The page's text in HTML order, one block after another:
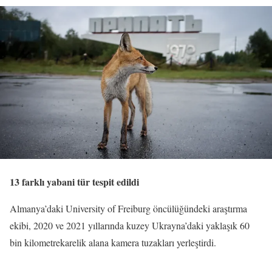
13 farklı yabani tür tespit edildi
Almanya’daki University of Freiburg öncülüğündeki araştırma
ekibi, 2020 ve 2021 yıllarında kuzey Ukrayna’daki yaklaşık 60
bin kilometrekarelik alana kamera tuzakları yerleştirdi.